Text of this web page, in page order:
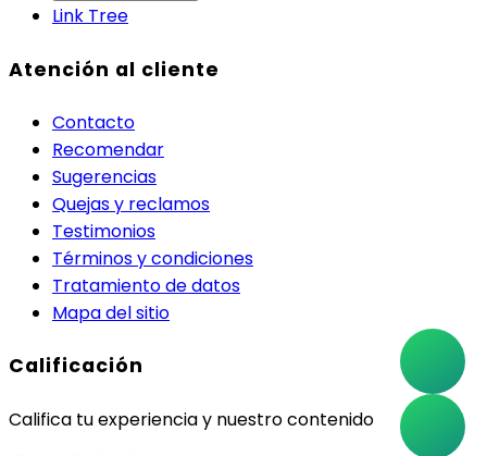
Link Tree
Atención al cliente
Contacto
Recomendar
Sugerencias
Quejas y reclamos
Testimonios
Términos y condiciones
Tratamiento de datos
Mapa del sitio
Calificación
Califica tu experiencia y nuestro contenido